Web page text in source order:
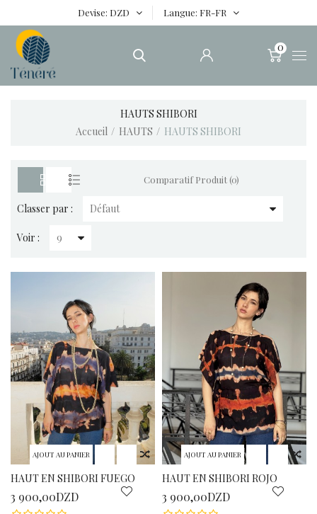
Devise DZD Langue FR-FR
0
HAUTS SHIBORI
Accueil
HAUTS HAUTS SHIBORI
Comparatif Produit (0)
Classer par :
Voir :
AJOUT AU PANIER
HAUT EN SHIBORI FUEGO
3 900,00DZD
AJOUT AU PANIER
HAUT EN SHIBORI ROJO
3 900,00DZD